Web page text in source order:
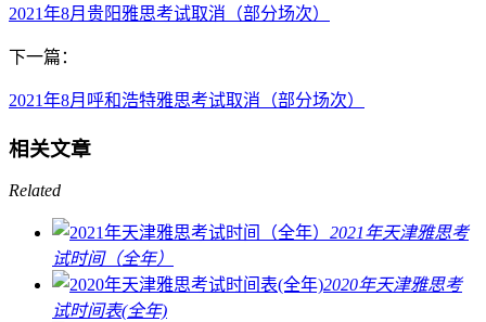
2021年8月贵阳雅思考试取消（部分场次）
下一篇：
2021年8月呼和浩特雅思考试取消（部分场次）
相关文章
Related
2021年天津雅思考
试时间（全年）
2020年天津雅思考
试时间表(全年)